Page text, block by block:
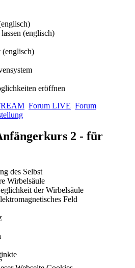
(englisch)
(englisch)
eröffnen
Forum LIVE Forum
2 - für
des Selbst
Wirbelsäule
der Wirbelsäule
Feld